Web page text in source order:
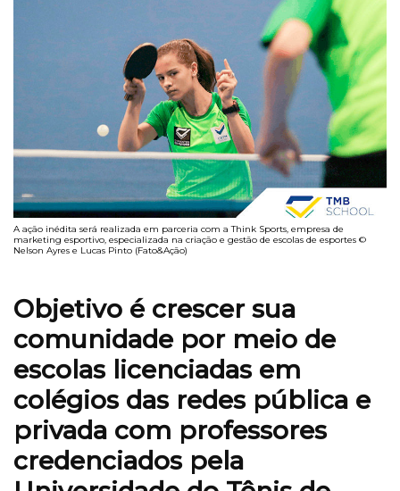
A ação inédita será realizada em parceria com a Think Sports, empresa de
marketing esportivo, especializada na criação e gestão de escolas de esportes ©
Nelson Ayres e Lucas Pinto (Fato&Ação)
Objetivo é crescer sua
comunidade por meio de
escolas licenciadas em
colégios das redes pública e
privada com professores
credenciados pela